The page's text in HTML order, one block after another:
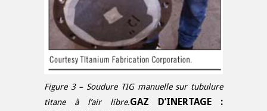
Figure 3 – Soudure TIG manuelle sur tubulure
titane à l’air libre.GAZ D’INERTAGE :